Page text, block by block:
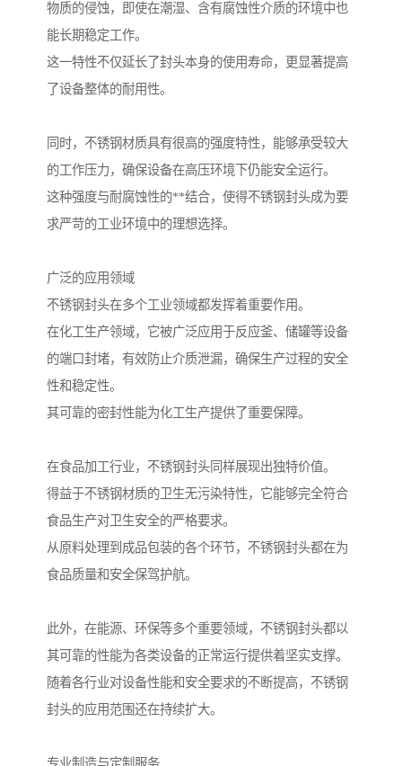
物质的侵蚀，即使在潮湿、含有腐蚀性介质的环境中也
能长期稳定工作。
这一特性不仅延长了封头本身的使用寿命，更显著提高
了设备整体的耐用性。
同时，不锈钢材质具有很高的强度特性，能够承受较大
的工作压力，确保设备在高压环境下仍能安全运行。
这种强度与耐腐蚀性的**结合，使得不锈钢封头成为要
求严苛的工业环境中的理想选择。
广泛的应用领域
不锈钢封头在多个工业领域都发挥着重要作用。
在化工生产领域，它被广泛应用于反应釜、储罐等设备
的端口封堵，有效防止介质泄漏，确保生产过程的安全
性和稳定性。
其可靠的密封性能为化工生产提供了重要保障。
在食品加工行业，不锈钢封头同样展现出独特价值。
得益于不锈钢材质的卫生无污染特性，它能够完全符合
食品生产对卫生安全的严格要求。
从原料处理到成品包装的各个环节，不锈钢封头都在为
食品质量和安全保驾护航。
此外，在能源、环保等多个重要领域，不锈钢封头都以
其可靠的性能为各类设备的正常运行提供着坚实支撑。
随着各行业对设备性能和安全要求的不断提高，不锈钢
封头的应用范围还在持续扩大。